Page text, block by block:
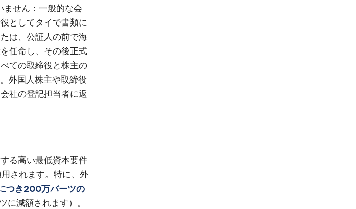
ません：一般的な会
としてタイで書類に
は、公証人の前で海
任命し、その後正式
ての取締役と株主の
外国人株主や取締役
社の登記担当者に返
る高い最低資本要件
されます。特に、外
つき200万バーツの
減額されます）。